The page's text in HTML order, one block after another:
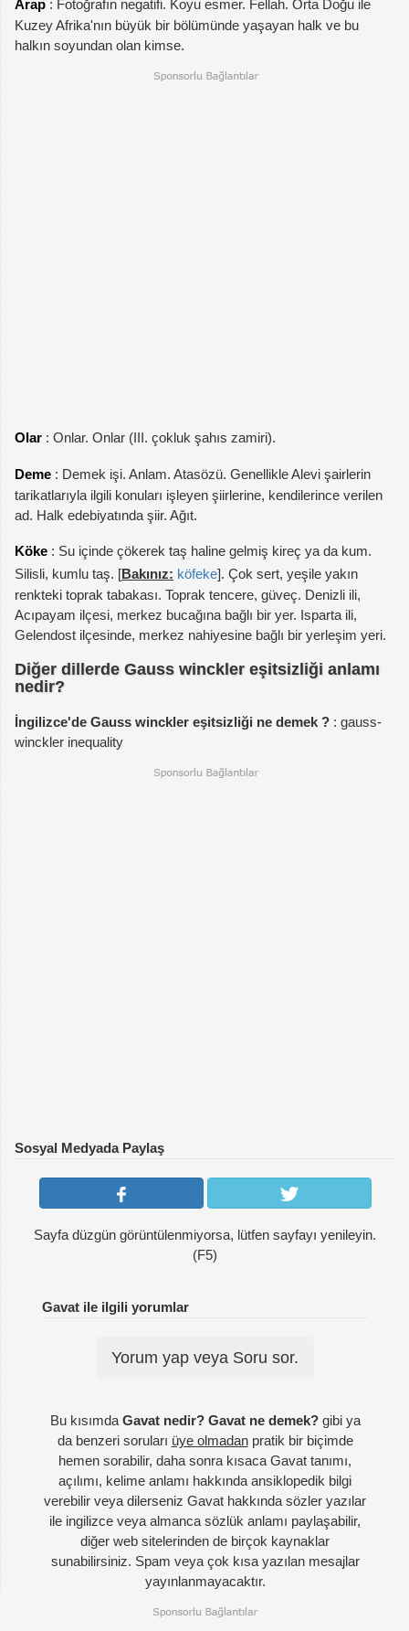
Arap : Fotoğrafın negatifi. Koyu esmer. Fellah. Orta Doğu ile
Kuzey Afrika'nın büyük bir bölümünde yaşayan halk ve bu
halkın soyundan olan kimse.
Olar : Onlar. Onlar (III. çokluk şahıs zamiri).
Deme : Demek işi. Anlam. Atasözü. Genellikle Alevi şairlerin
tarikatlarıyla ilgili konuları işleyen şiirlerine, kendilerince verilen
ad. Halk edebiyatında şiir. Ağıt.
Köke : Su içinde çökerek taş haline gelmiş kireç ya da kum.
Silisli, kumlu taş. [Bakınız: köfeke]. Çok sert, yeşile yakın
renkteki toprak tabakası. Toprak tencere, güveç. Denizli ili,
Acıpayam ilçesi, merkez bucağına bağlı bir yer. Isparta ili,
Gelendost ilçesinde, merkez nahiyesine bağlı bir yerleşim yeri.
Diğer dillerde Gauss winckler eşitsizliği anlamı
nedir?
İngilizce'de Gauss winckler eşitsizliği ne demek ? : gauss-
winckler inequality
Sosyal Medyada Paylaş
Sayfa düzgün görüntülenmiyorsa, lütfen sayfayı yenileyin.
(F5)
Gavat ile ilgili yorumlar
Yorum yap veya Soru sor.
Bu kısımda Gavat nedir? Gavat ne demek?gibi ya
da benzeri soruları üye olmadanpratik bir biçimde
hemen sorabilir, daha sonra kısaca Gavat tanımı,
açılımı, kelime anlamı hakkında ansiklopedik bilgi
verebilir veya dilerseniz Gavat hakkında sözler yazılar
ile ingilizce veya almanca sözlük anlamı paylaşabilir,
diğer web sitelerinden de birçok kaynaklar
sunabilirsiniz. Spam veya çok kısa yazılan mesajlar
yayınlanmayacaktır.